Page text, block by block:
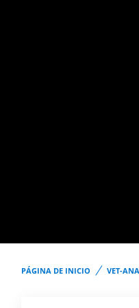
PÁGINA DE INICIO VET-